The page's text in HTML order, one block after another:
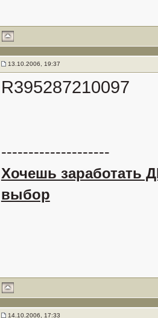
13.10.2006, 19:37
R395287210097
--------------------
Хочешь заработать
выбор
14.10.2006, 17:33